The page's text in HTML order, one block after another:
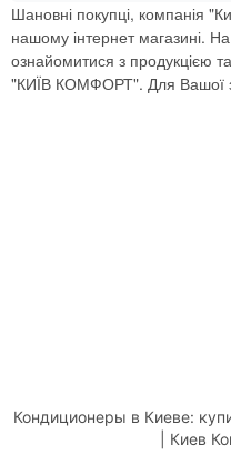
Шановні покупці, компанія
нашому інтернет магазині.
ознайомитися з продукцією
"КИЇВ КОМФОРТ". Для Вашої
Кондиционеры в Киеве:
| Киев